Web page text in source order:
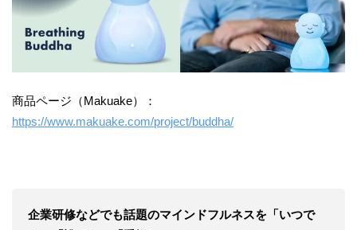
商品ページ（Makuake）：
https://www.makuake.com/project/buddha/
企業研修などでも話題のマインドフルネスを「いつで